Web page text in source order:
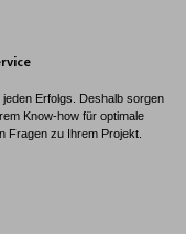
Erfolgs. Deshalb sorgen
Know-how für optimale
Fragen zu Ihrem Projekt.